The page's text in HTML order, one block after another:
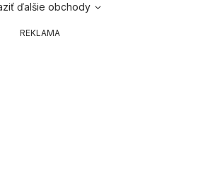
ďalšie obchody
REKLAMA